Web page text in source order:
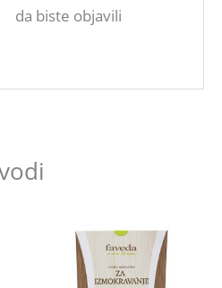
da biste objavili